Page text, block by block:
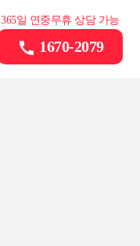
365일 연중무휴 상담 가능
call 1670-2079